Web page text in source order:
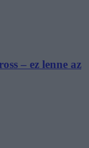
– ez lenne az